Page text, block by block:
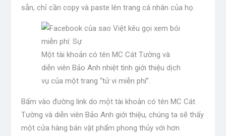
sẵn, chỉ cần copy và paste lên trang cá nhân của họ.
Một tài khoản có tên MC Cát Tường và
diễn viên Bảo Anh nhiệt tình giới thiệu dịch
vụ của một trang “tử vi miễn phí”.
Bấm vào đường link do một tài khoản có tên MC Cát
Tường và diễn viên Bảo Anh giới thiệu, chúng ta sẽ thấy
một cửa hàng bán vật phẩm phong thủy với hơn